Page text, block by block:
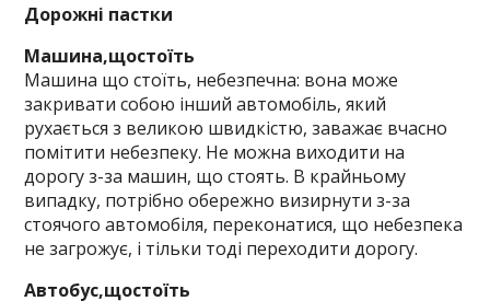
Дорожні пастки
Машина,щостоїть
Машина що стоїть, небезпечна: вона може
закривати собою інший автомобіль, який
рухається з великою швидкістю, заважає вчасно
помітити небезпеку. Не можна виходити на
дорогу з-за машин, що стоять. В крайньому
випадку, потрібно обережно визирнути з-за
стоячого автомобіля, переконатися, що небезпека
не загрожує, і тільки тоді переходити дорогу.
Автобус,щостоїть